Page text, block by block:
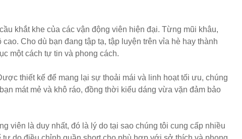
khắt khe của các vận động viên hiện đại. Từng mũi khâu,
Cho dù bạn đang tập tạ, tập luyện trên vỉa hè hay thành
một cách tự tin và phong cách.
thiết kế để mang lại sự thoải mái và linh hoạt tối ưu, chúng
mát mẻ và khô ráo, đồng thời kiểu dáng vừa vặn đảm bảo
viên là duy nhất, đó là lý do tại sao chúng tôi cung cấp nhiều